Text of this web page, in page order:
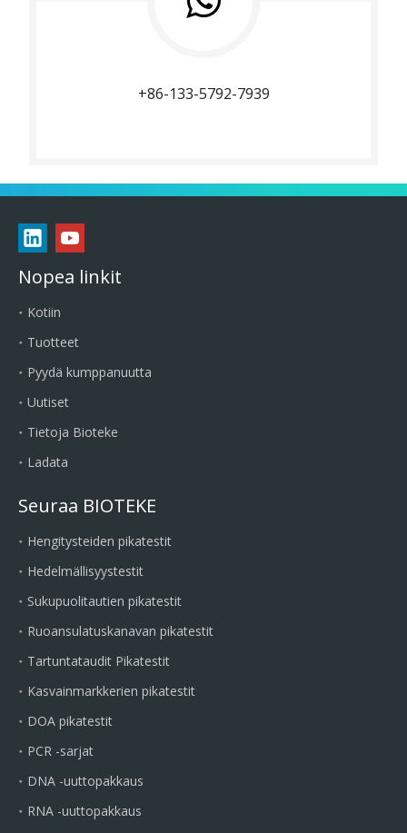
+86-133-5792-7939
Nopea linkit
Kotiin
Tuotteet
Pyydä kumppanuutta
Uutiset
Tietoja Bioteke
Ladata
Seuraa BIOTEKE
Hengitysteiden pikatestit
Hedelmällisyystestit
Sukupuolitautien pikatestit
Ruoansulatuskanavan pikatestit
Tartuntataudit Pikatestit
Kasvainmarkkerien pikatestit
DOA pikatestit
PCR -sarjat
DNA -uuttopakkaus
RNA -uuttopakkaus